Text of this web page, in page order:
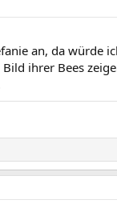
an, da würde
ihrer Bees